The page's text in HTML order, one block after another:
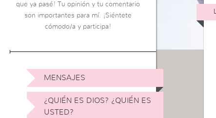
que ya pasé! Tu opinión y tu comentario
son importantes para mí. ¡Siéntete
cómodo/a y participa!
MENSAJES
¿QUIÉN ES DIOS? ¿QUIÉN ES
USTED?